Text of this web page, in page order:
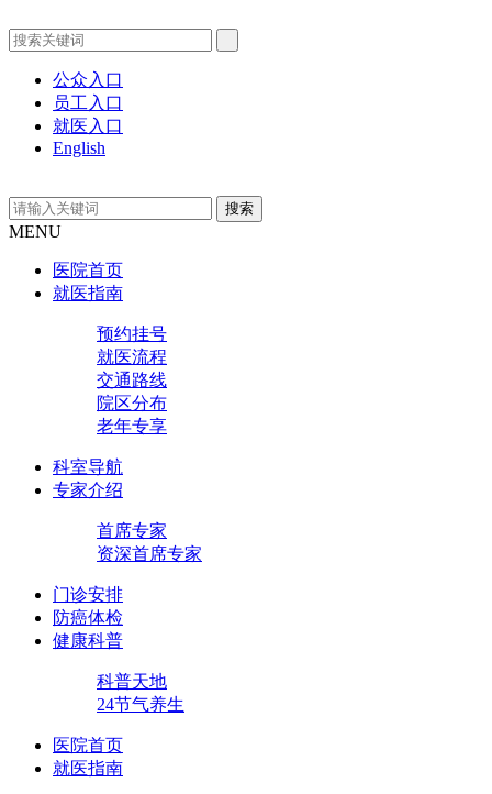
公众入口
员工入口
就医入口
English
MENU
医院首页
就医指南
预约挂号
就医流程
交通路线
院区分布
老年专享
科室导航
专家介绍
首席专家
资深首席专家
门诊安排
防癌体检
健康科普
科普天地
24节气养生
医院首页
就医指南